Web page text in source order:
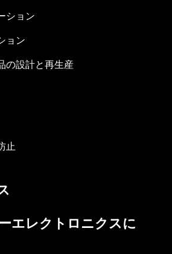
ション
ョン
の設計と再生産
止
エレクトロニクスに